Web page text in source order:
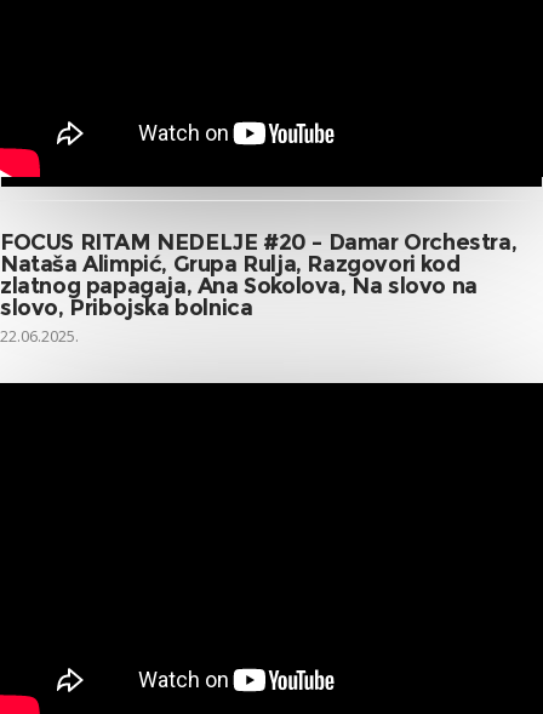
FOCUS RITAM NEDELJE #20 – Damar Orchestra,
Nataša Alimpić, Grupa Rulja, Razgovori kod
zlatnog papagaja, Ana Sokolova, Na slovo na
slovo, Pribojska bolnica
22.06.2025.